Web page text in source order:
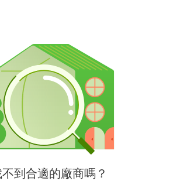
到合適的廠商嗎？